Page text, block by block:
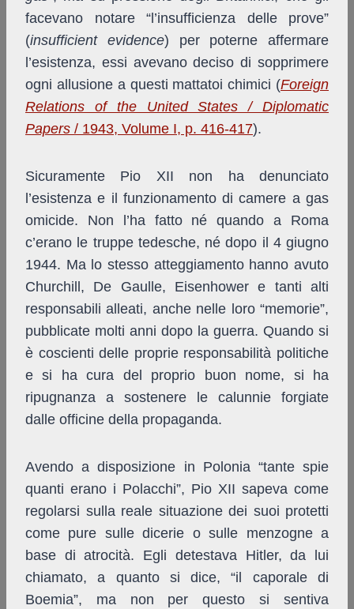
facevano notare “l’insufficienza delle prove”
(insufficient evidence) per poterne affermare
l’esistenza, essi avevano deciso di sopprimere
ogni allusione a questi mattatoi chimici (Foreign
Relations of the United States / Diplomatic
Papers / 1943, Volume I, p. 416-417).
Sicuramente Pio XII non ha denunciato
l’esistenza e il funzionamento di camere a gas
omicide. Non l’ha fatto né quando a Roma
c’erano le truppe tedesche, né dopo il 4 giugno
1944. Ma lo stesso atteggiamento hanno avuto
Churchill, De Gaulle, Eisenhower e tanti alti
responsabili alleati, anche nelle loro “memorie”,
pubblicate molti anni dopo la guerra. Quando si
è coscienti delle proprie responsabilità politiche
e si ha cura del proprio buon nome, si ha
ripugnanza a sostenere le calunnie forgiate
dalle officine della propaganda.
Avendo a disposizione in Polonia “tante spie
quanti erano i Polacchi”, Pio XII sapeva come
regolarsi sulla reale situazione dei suoi protetti
come pure sulle dicerie o sulle menzogne a
base di atrocità. Egli detestava Hitler, da lui
chiamato, a quanto si dice, “il caporale di
Boemia”, ma non per questo si sentiva